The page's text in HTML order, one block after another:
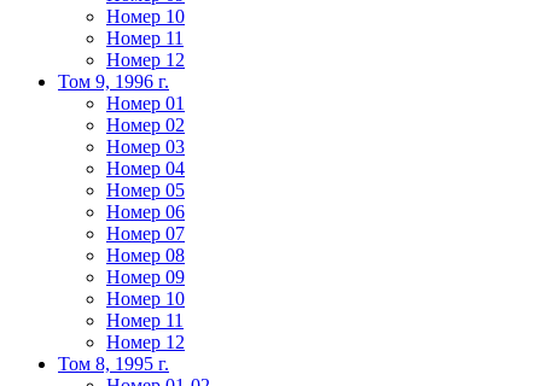
Номер 10
Номер 11
Номер 12
Том 9, 1996 г.
Номер 01
Номер 02
Номер 03
Номер 04
Номер 05
Номер 06
Номер 07
Номер 08
Номер 09
Номер 10
Номер 11
Номер 12
Том 8, 1995 г.